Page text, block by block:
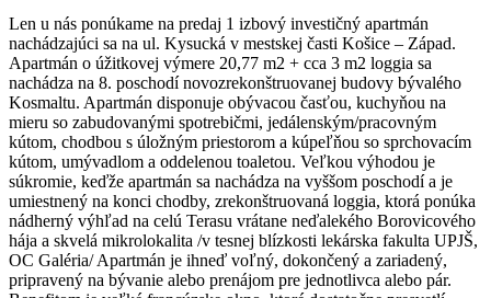
Len u nás ponúkame na predaj 1 izbový investičný apartmán
nachádzajúci sa na ul. Kysucká v mestskej časti Košice – Západ.
Apartmán o úžitkovej výmere 20,77 m2 + cca 3 m2 loggia sa
nachádza na 8. poschodí novozrekonštruovanej budovy bývalého
Kosmaltu. Apartmán disponuje obývacou časťou, kuchyňou na
mieru so zabudovanými spotrebičmi, jedálenským/pracovným
kútom, chodbou s úložným priestorom a kúpeľňou so sprchovacím
kútom, umývadlom a oddelenou toaletou. Veľkou výhodou je
súkromie, keďže apartmán sa nachádza na vyššom poschodí a je
umiestnený na konci chodby, zrekonštruovaná loggia, ktorá ponúka
nádherný výhľad na celú Terasu vrátane neďalekého Borovicového
hája a skvelá mikrolokalita /v tesnej blízkosti lekárska fakulta UPJŠ,
OC Galéria/ Apartmán je ihneď voľný, dokončený a zariadený,
pripravený na bývanie alebo prenájom pre jednotlivca alebo pár.